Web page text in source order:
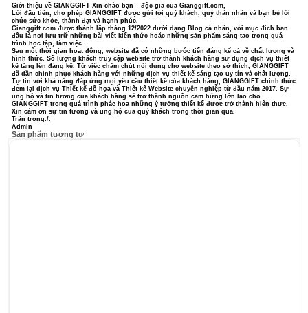
Giới thiệu về GIANGGIFTXin chào bạn – độc giả của Gianggift.com,
Lời đầu tiên, cho phép GIANGGIFT được gửi tới quý khách, quý thân nhân và bạn bè lời
chúc sức khỏe, thành đạt và hạnh phúc.
Gianggift.com được thành lập tháng 12/2022 dưới dạng Blog cá nhân, với mục đích ban
đầu là nơi lưu trữ những bài viết kiến thức hoặc những sản phẩm sáng tạo trong quá
trình học tập, làm việc.
Sau một thời gian hoạt động, website đã có những bước tiến đáng kể cả về chất lượng và
hình thức. Số lượng khách truy cập website trở thành khách hàng sử dụng dịch vụ thiết
kế tăng lên đáng kể. Từ việc chăm chút nội dung cho website theo sở thích, GIANGGIFT
đã dần chinh phục khách hàng với những dịch vụ thiết kế sáng tạo uy tín và chất lượng.
Tự tin với khả năng đáp ứng mọi yêu cầu thiết kế của khách hàng, GIANGGIFT chính thức
đem lại dịch vụ Thiết kế đồ họa và Thiết kế Website chuyên nghiệp từ đầu năm 2017. Sự
ủng hộ và tin tưởng của khách hàng sẽ trở thành nguồn cảm hứng lớn lao cho
GIANGGIFT trong quá trình phác họa những ý tưởng thiết kế được trở thành hiện thực.
Xin cám ơn sự tin tưởng và ủng hộ của quý khách trong thời gian qua.
Trân trọng./.
Admin
Sản phẩm tương tự